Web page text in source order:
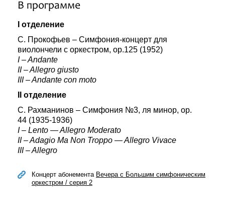
В программе
I отделение
С. Прокофьев – Симфония-концерт для
виолончели с оркестром, ор.125 (1952)
I – Andante
II – Allegro giusto
III – Andante con moto
II отделение
С. Рахманинов – Симфония №3, ля минор, op.
44 (1935-1936)
I – Lento — Allegro Moderato
II – Adagio Ma Non Troppo — Allegro Vivace
III – Allegro
Концерт абонемента Вечера с Большим симфоническим
оркестром / серия 2